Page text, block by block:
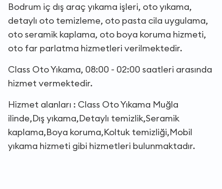
Bodrum iç dış araç yıkama işleri, oto yıkama,
detaylı oto temizleme, oto pasta cila uygulama,
oto seramik kaplama, oto boya koruma hizmeti,
oto far parlatma hizmetleri verilmektedir.
Class Oto Yıkama, 08:00 - 02:00 saatleri arasında
hizmet vermektedir.
Hizmet alanları : Class Oto Yıkama Muğla
ilinde,Dış yıkama,Detaylı temizlik,Seramik
kaplama,Boya koruma,Koltuk temizliği,Mobil
yıkama hizmeti gibi hizmetleri bulunmaktadır.